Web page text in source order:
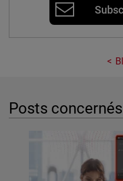
Posts concernés